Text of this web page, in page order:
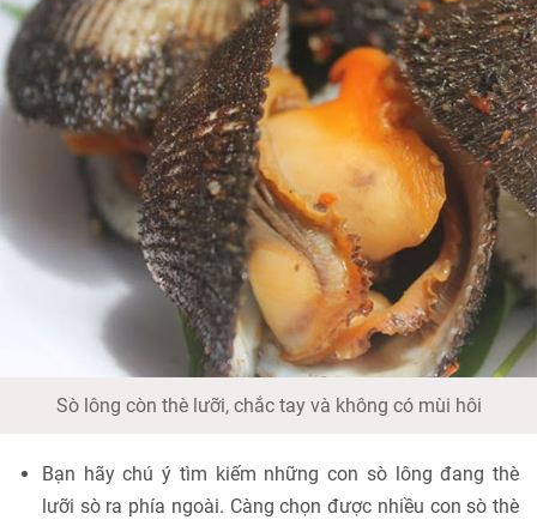
Sò lông còn thè lưỡi, chắc tay và không có mùi hôi
Bạn hãy chú ý tìm kiếm những con sò lông đang thè
lưỡi sò ra phía ngoài. Càng chọn được nhiều con sò thè